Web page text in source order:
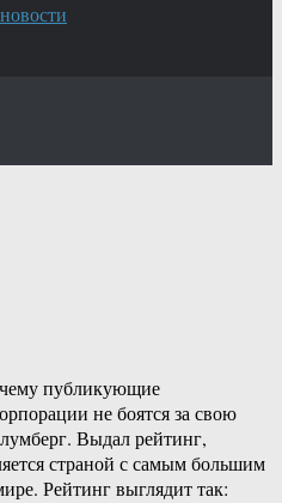
публикующие
не боятся за свою
Выдал рейтинг,
страной с самым большим
Рейтинг выглядит так: